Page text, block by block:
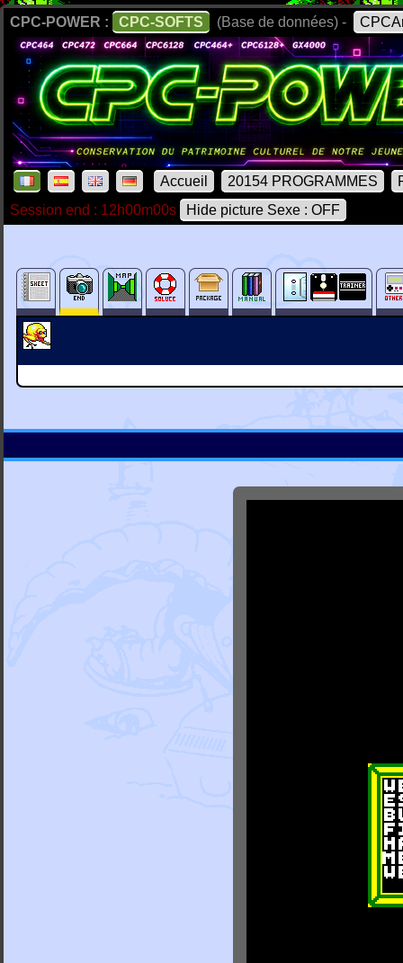
CPC-POWER : CPC-SOFTS (Base de données) -
Accueil 20154 PROGRAMMES
Session end : 12h00m00s
Hide picture Sexe : OFF